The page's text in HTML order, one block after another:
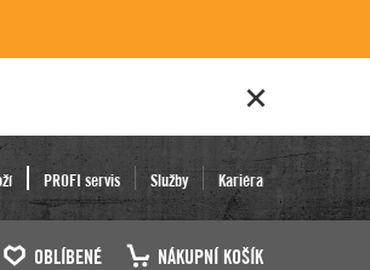
PROFI servis Služby Kariéra
OBLÍBENÉ NÁKUPNÍ KOŠÍK